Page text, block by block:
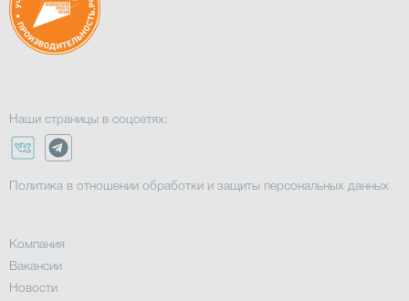
Наши страницы в соцсетях:
Политика в отношении обработки и защиты персональных данных
Компания
Вакансии
Новости